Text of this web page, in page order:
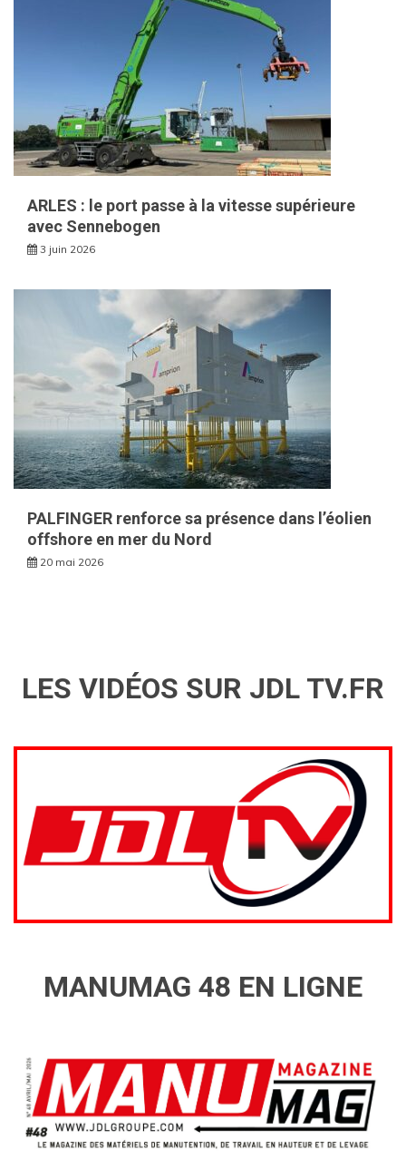
ARLES : le port passe à la vitesse supérieure
avec Sennebogen
3 juin 2026
PALFINGER renforce sa présence dans l’éolien
offshore en mer du Nord
20 mai 2026
LES VIDÉOS SUR JDL TV.FR
MANUMAG 48 EN LIGNE